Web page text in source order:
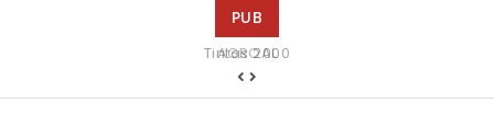
PUB
Tintas 2000